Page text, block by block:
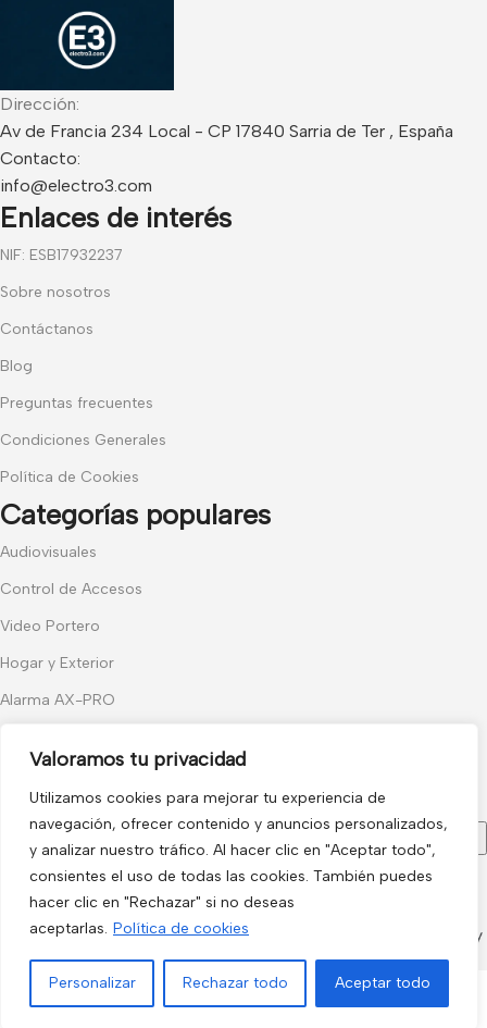
Valoramos tu privacidad
Utilizamos cookies para mejorar tu experiencia de
navegación, ofrecer contenido y anuncios personalizados,
y analizar nuestro tráfico. Al hacer clic en "Aceptar todo",
consientes el uso de todas las cookies. También puedes
hacer clic en "Rechazar" si no deseas
aceptarlas. Política de cookies
Personalizar Rechazar todo Aceptar todo
Dirección:
Av de Francia 234 Local - CP 17840 Sarria de Ter , España
Contacto:
info@electro3.com
Enlaces de interés
NIF: ESB17932237
Sobre nosotros
Contáctanos
Blog
Preguntas frecuentes
Condiciones Generales
Política de Cookies
Categorías populares
Audiovisuales
Control de Accesos
Video Portero
Hogar y Exterior
Alarma AX-PRO
Únete a nuestras novedades
Recibe las últimas novedades y promociones.
Usado de acuerdo con nuestraPolítica de privacidad
electro3 ©
2026.